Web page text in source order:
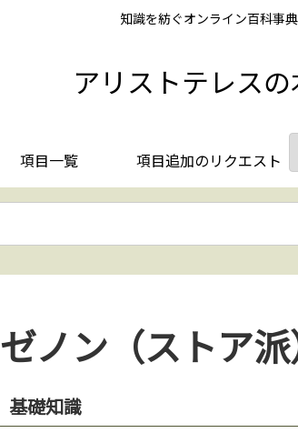
知識を紡ぐオンライン百科事典
アリストテレス
項目一覧 項目追加のリクエスト
ゼノン（ストア派
基礎知識